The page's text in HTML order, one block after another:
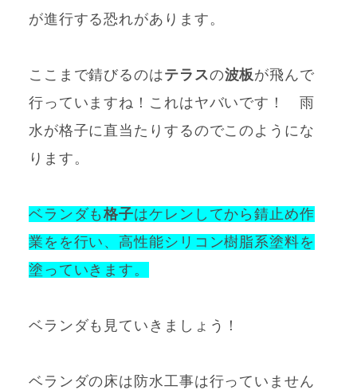
が進行する恐れがあります。
ここまで錆びるのはテラスの波板が飛んで
行っていますね！これはヤバいです！ 雨
水が格子に直当たりするのでこのようにな
ります。
ベランダも格子はケレンしてから錆止め作
業をを行い、高性能シリコン樹脂系塗料を
塗っていきます。
ベランダも見ていきましょう！
ベランダの床は防水工事は行っていません